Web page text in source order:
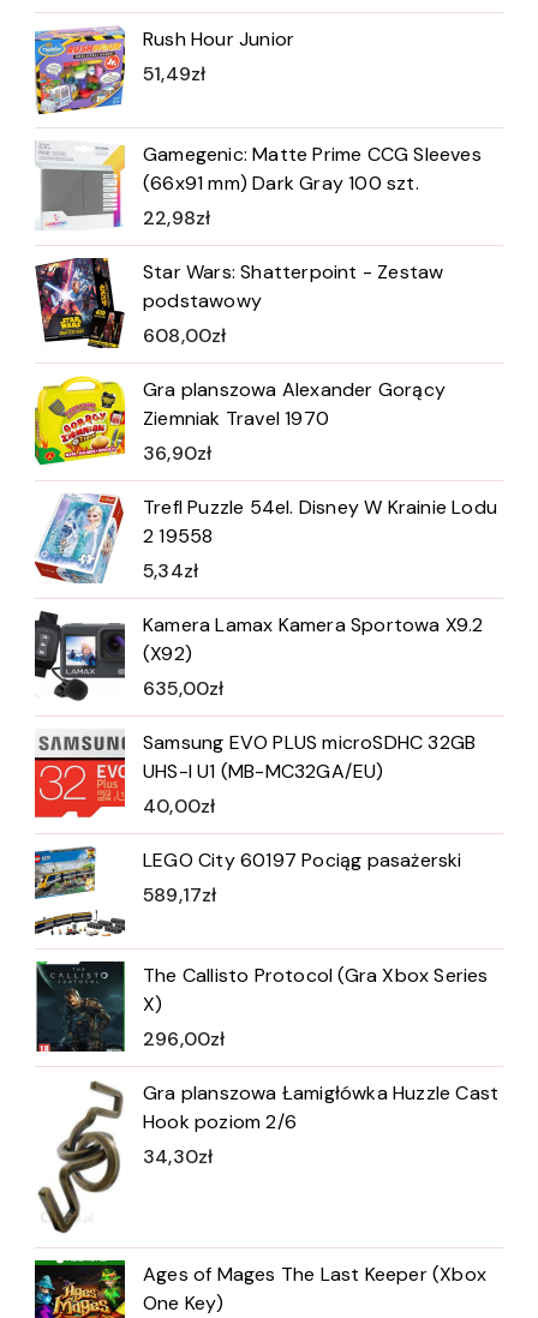
Rush Hour Junior
51,49zł
Gamegenic: Matte Prime CCG Sleeves
(66x91 mm) Dark Gray 100 szt.
22,98zł
Star Wars: Shatterpoint - Zestaw
podstawowy
608,00zł
Gra planszowa Alexander Gorący
Ziemniak Travel 1970
36,90zł
Trefl Puzzle 54el. Disney W Krainie Lodu
2 19558
5,34zł
Kamera Lamax Kamera Sportowa X9.2
(X92)
635,00zł
Samsung EVO PLUS microSDHC 32GB
UHS-I U1 (MB-MC32GA/EU)
40,00zł
LEGO City 60197 Pociąg pasażerski
589,17zł
The Callisto Protocol (Gra Xbox Series
X)
296,00zł
Gra planszowa Łamigłówka Huzzle Cast
Hook poziom 2/6
34,30zł
Ages of Mages The Last Keeper (Xbox
One Key)